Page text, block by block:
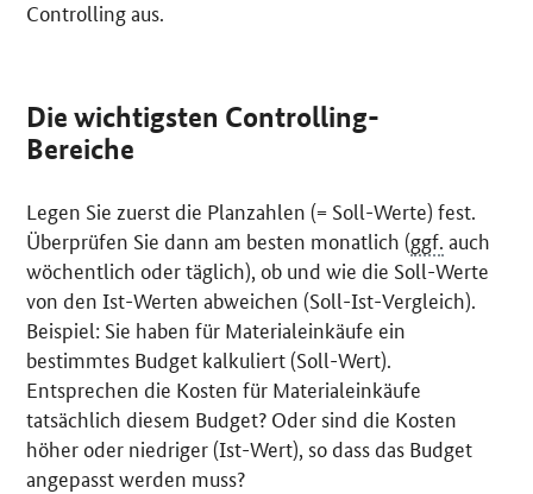
Controlling aus.
Die wichtigsten Controlling-
Bereiche
Legen Sie zuerst die Planzahlen (= Soll-Werte) fest.
Überprüfen Sie dann am besten monatlich (ggf. auch
wöchentlich oder täglich), ob und wie die Soll-Werte
von den Ist-Werten abweichen (Soll-Ist-Vergleich).
Beispiel: Sie haben für Materialeinkäufe ein
bestimmtes Budget kalkuliert (Soll-Wert).
Entsprechen die Kosten für Materialeinkäufe
tatsächlich diesem Budget? Oder sind die Kosten
höher oder niedriger (Ist-Wert), so dass das Budget
angepasst werden muss?